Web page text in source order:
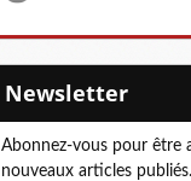
Newsletter
Abonnez-vous pour être
nouveaux articles publiés.